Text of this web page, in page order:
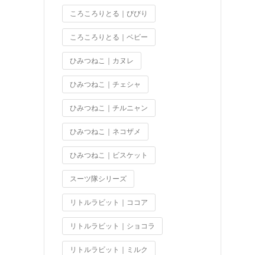
ころころりとる｜びびり
ころころりとる｜ベビー
ひみつねこ｜カヌレ
ひみつねこ｜チェシャ
ひみつねこ｜チルニャン
ひみつねこ｜ネコザメ
ひみつねこ｜ビスケット
スーツ隊シリーズ
リトルラビット｜ココア
リトルラビット｜ショコラ
リトルラビット｜ミルク